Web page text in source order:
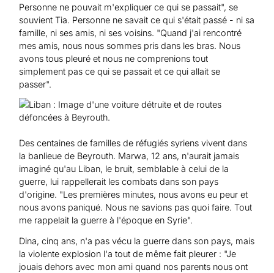
Personne ne pouvait m'expliquer ce qui se passait", se
souvient Tia. Personne ne savait ce qui s'était passé - ni sa
famille, ni ses amis, ni ses voisins. "Quand j'ai rencontré
mes amis, nous nous sommes pris dans les bras. Nous
avons tous pleuré et nous ne comprenions tout
simplement pas ce qui se passait et ce qui allait se
passer".
Des centaines de familles de réfugiés syriens vivent dans
la banlieue de Beyrouth. Marwa, 12 ans, n'aurait jamais
imaginé qu'au Liban, le bruit, semblable à celui de la
guerre, lui rappellerait les combats dans son pays
d'origine. "Les premières minutes, nous avons eu peur et
nous avons paniqué. Nous ne savions pas quoi faire. Tout
me rappelait la guerre à l'époque en Syrie".
Dina, cinq ans, n'a pas vécu la guerre dans son pays, mais
la violente explosion l'a tout de même fait pleurer : "Je
jouais dehors avec mon ami quand nos parents nous ont